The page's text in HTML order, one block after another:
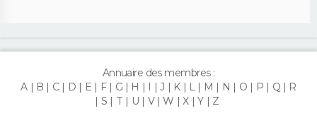
Annuaire des membres :
A
B C D E F G H I J K L M N O P Q
R
S
T U V W X Y Z